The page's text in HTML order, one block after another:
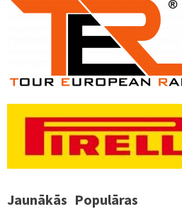
Jaunākās Populāras